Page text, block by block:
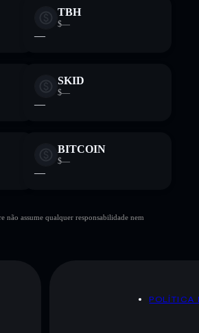
TBH
$—
—
SKID
$—
—
BITCOIN
$—
—
não assume qualquer responsabilidade nem
POLÍTICA